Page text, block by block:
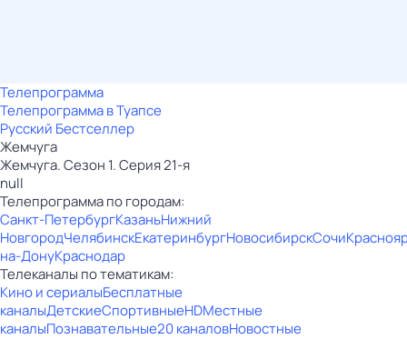
Телепрограмма
Телепрограмма в Туапсе
Русский Бестселлер
Жемчуга
Жемчуга. Сезон 1. Серия 21-я
null
Телепрограмма по городам:
Санкт-ПетербургКазаньНижний
НовгородЧелябинскЕкатеринбургНовосибирскСочи
на-ДонуКраснодар
Телеканалы по тематикам:
Кино и сериалыБесплатные
каналыДетскиеСпортивныеHDМестные
каналыПознавательные20 каналовНовостные